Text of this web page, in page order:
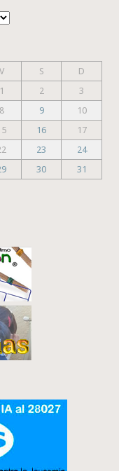
V S
D
1
2
3
8 9
10
16
17
23
24
30 31